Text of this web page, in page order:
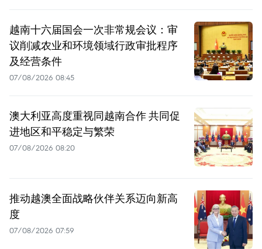
越南十六届国会一次非常规会议：审
议削减农业和环境领域行政审批程序
及经营条件
07/08/2026 08:45
澳大利亚高度重视同越南合作 共同促
进地区和平稳定与繁荣
07/08/2026 08:20
推动越澳全面战略伙伴关系迈向新高
度
07/08/2026 07:59